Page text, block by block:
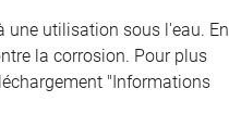
une utilisation sous l'eau. En
la corrosion. Pour plus
"Informations